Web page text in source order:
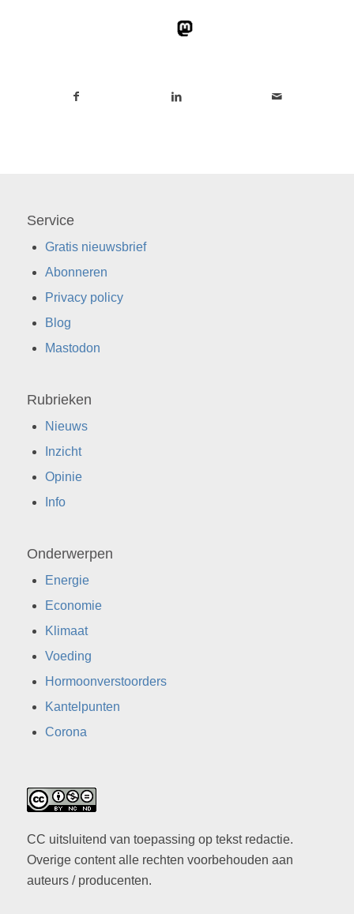
Service
Gratis nieuwsbrief
Abonneren
Privacy policy
Blog
Mastodon
Rubrieken
Nieuws
Inzicht
Opinie
Info
Onderwerpen
Energie
Economie
Klimaat
Voeding
Hormoonverstoorders
Kantelpunten
Corona
CC uitsluitend van toepassing op tekst redactie.
Overige content alle rechten voorbehouden aan
auteurs / producenten.